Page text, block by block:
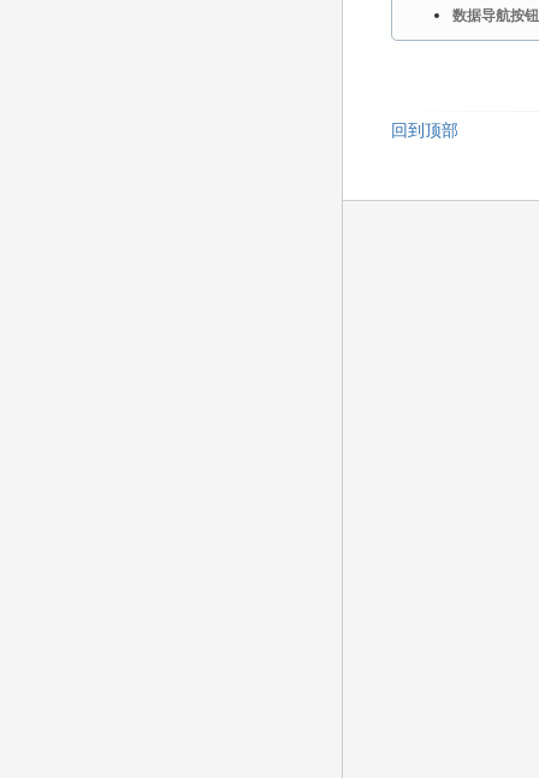
数据导航按
回到顶部